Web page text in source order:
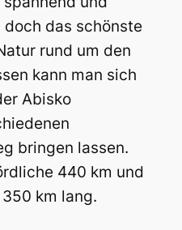
das schönste
rund um den
kann man sich
Abisko
bringen lassen.
440 km und
km lang.